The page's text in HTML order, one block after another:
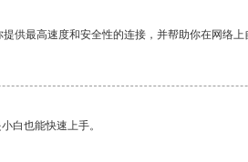
供最高速度和安全性的连接，并帮助你在网络上
白也能快速上手。